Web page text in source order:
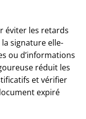
éviter les retards
signature elle-
ou d’informations
réduit les
et vérifier
expiré